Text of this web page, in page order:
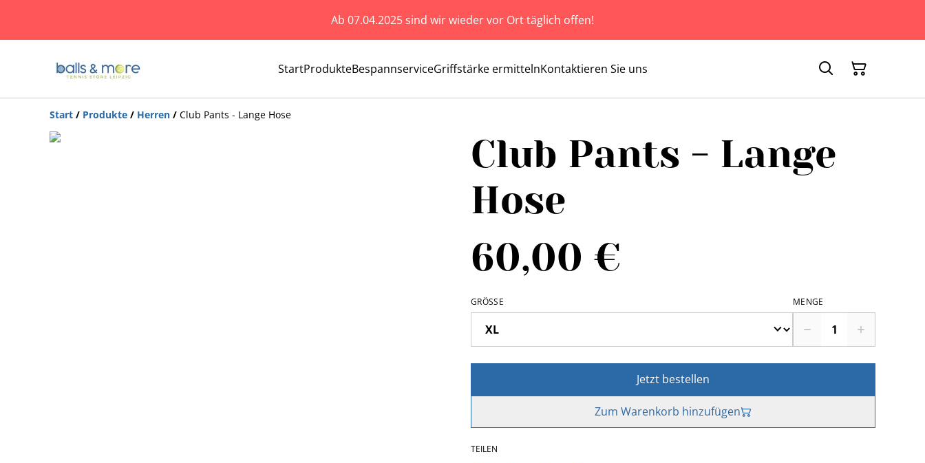
Ab 07.04.2025 sind wir wieder vor Ort täglich offen!
StartProdukteBespannserviceGriffstärke ermittelnKontaktieren Sie uns
Start / Produkte / Herren / Club Pants - Lange Hose
Club Pants - Lange
Hose
60,00 €
GRÖSSE MENGE
Jetzt bestellen
Zum Warenkorb hinzufügen
TEILEN